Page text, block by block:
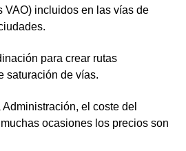
VAO) incluidos en las vías de
para crear rutas
saturación de vías.
el coste del
ocasiones los precios son